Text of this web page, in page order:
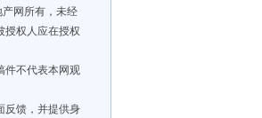
网所有，未经
授权人应在授权
件不代表本网观
反馈，并提供身